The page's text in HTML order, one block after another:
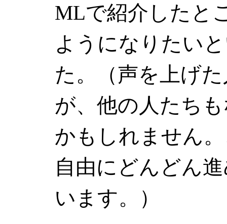
MLで紹介したと
ようになりたい
た。（声を上げ
が、他の人たち
かもしれません
自由にどんどん
います。）